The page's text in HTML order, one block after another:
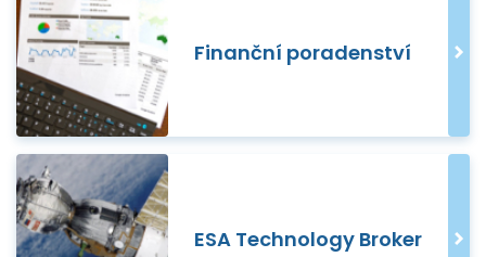
Finanční poradenství
ESA Technology Broker